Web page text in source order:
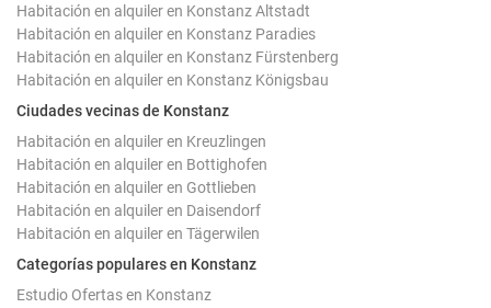
Habitación en alquiler en Konstanz Altstadt
Habitación en alquiler en Konstanz Paradies
Habitación en alquiler en Konstanz Fürstenberg
Habitación en alquiler en Konstanz Königsbau
Ciudades vecinas de Konstanz
Habitación en alquiler en Kreuzlingen
Habitación en alquiler en Bottighofen
Habitación en alquiler en Gottlieben
Habitación en alquiler en Daisendorf
Habitación en alquiler en Tägerwilen
Categorías populares en Konstanz
Estudio Ofertas en Konstanz